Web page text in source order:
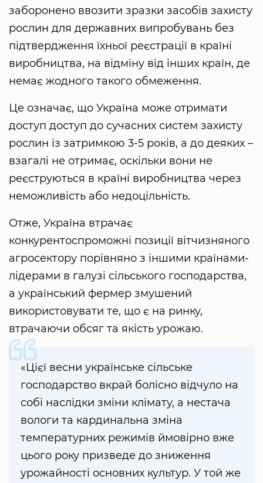
заборонено ввозити зразки засобів захисту
рослин для державних випробувань без
підтвердження їхньої реєстрації в країні
виробництва, на відміну від інших країн, де
немає жодного такого обмеження.
Це означає, що Україна може отримати
доступ доступ до сучасних систем захисту
рослин із затримкою 3-5 років, а до деяких –
взагалі не отримає, оскільки вони не
реєструються в країні виробництва через
неможливість або недоцільність.
Отже, Україна втрачає
конкурентоспроможні позиції вітчизняного
агросектору порівняно з іншими країнами-
лідерами в галузі сільського господарства,
а український фермер змушений
використовувати те, що є на ринку,
втрачаючи обсяг та якість урожаю.
«Цієї весни українське сільське
господарство вкрай болісно відчуло на
собі наслідки зміни клімату, а нестача
вологи та кардинальна зміна
температурних режимів ймовірно вже
цього року призведе до зниження
урожайності основних культур. У той же